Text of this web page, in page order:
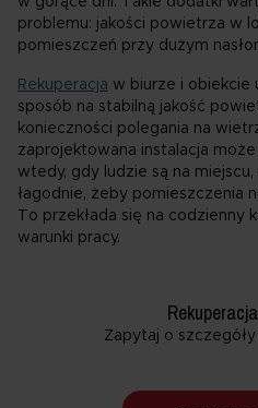
problemu: jakości powietrza w
pomieszczeń przy dużym
Rekuperacja w biurze i obiekcie
sposób na stabilną jakość
konieczności polegania na
zaprojektowana instalacja
wtedy, gdy ludzie są na
łagodnie, żeby pomieszczenia
To przekłada się na codzienny
warunki pracy.
Zapytaj o